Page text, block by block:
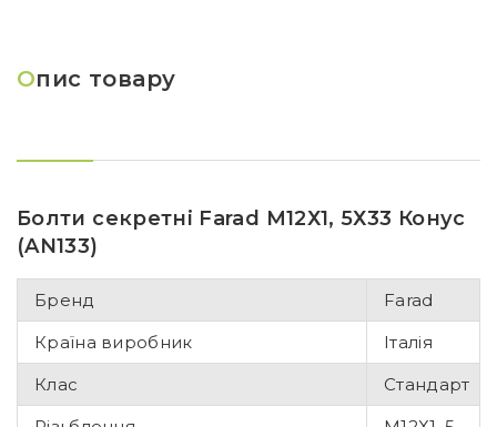
Опис товару
Болти секретні Farad М12Х1, 5Х33 Конус
(AN133)
Бренд
Farad
Країна виробник
Італія
Клас
Стандарт